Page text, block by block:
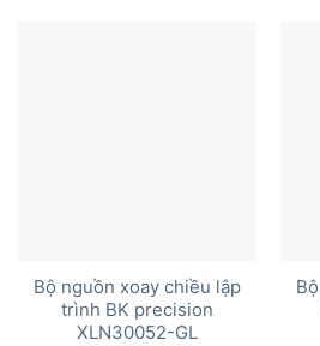
Bộ nguồn xoay chiều lập
trình BK precision
XLN30052-GL